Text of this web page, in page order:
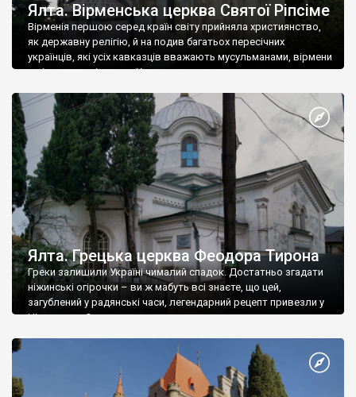
Ялта. Вірменська церква Святої Ріпсіме
Вірменія першою серед країн світу прийняла християнство,
як державну релігію, й на подив багатьох пересічних
українців, які усіх кавказців вважають мусульманами, вірмени
є відданими вірянами Христа
Ялта. Грецька церква Феодора Тирона
Греки залишили Україні чималий спадок. Достатньо згадати
ніжинські огірочки – ви ж мабуть всі знаєте, що цей,
загублений у радянські часи, легендарний рецепт привезли у
Ніжин греки?